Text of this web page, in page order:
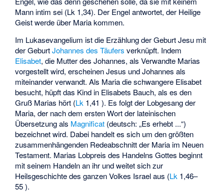
Mann intim sei (Lk 1,34). Der Engel antwortet, der Heilige
Geist werde über Maria kommen.
Im Lukasevangelium ist die Erzählung der Geburt Jesu mit
der GeburtJohannes des Täufers verknüpft. Indem
Elisabet, die Mutter des Johannes, als Verwandte Marias
vorgestellt wird, erscheinen Jesus und Johannes als
miteinander verwandt. Als Maria die schwangere Elisabet
besucht, hüpft das Kind in Elisabets Bauch, als es den
Gruß Marias hört (Lk 1,41 ). Es folgt der Lobgesang der
Maria, der nach dem ersten Wort der lateinischen
Übersetzung als Magnificat (deutsch: „Es erhebt ...“)
bezeichnet wird. Dabei handelt es sich um den größten
zusammenhängenden Redeabschnitt der Maria im Neuen
Testament. Marias Lobpreis des Handelns Gottes beginnt
mit seinem Handeln an ihr und weitet sich zur
Heilsgeschichte des ganzen Volkes Israel aus (Lk 1,46–
55 ).